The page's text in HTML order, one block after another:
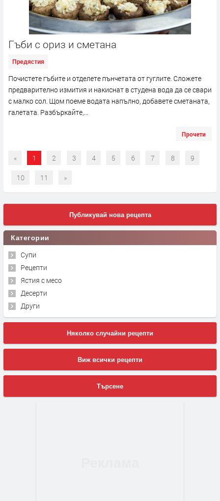
Гъби с ориз и сметана
Предястия
Почистете гъбите и отделете пънчетата от гуглите. Сложете
предварително измития и накиснат в студена вода да се свари
с малко сол. Щом поеме водата напълно, добавете сметаната,
галетата. Разбъркайте,...
Прочети
« 1 2 3 4 5 6 7 8 9
10 11 »
Публикувай нова рецепта
Категории
Супи
Рецепти
Ястия с месо
Десерти
Други
Няколко случайни рецепти
Виж всички рецепти
Търсене